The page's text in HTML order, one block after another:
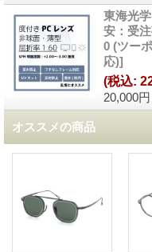
東海光
安：受
0 (ツー
応)]
20,000
(税込:
オススメの商品